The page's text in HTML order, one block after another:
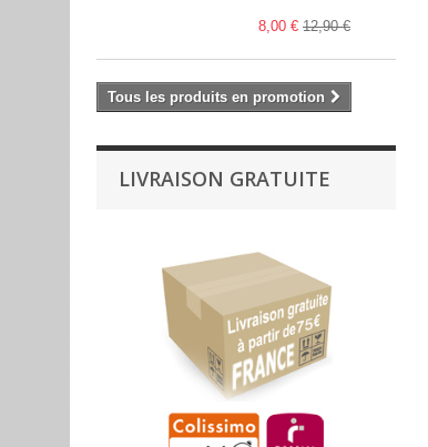
8,00 € 12,90 €
Tous les produits en promotion
LIVRAISON GRATUITE